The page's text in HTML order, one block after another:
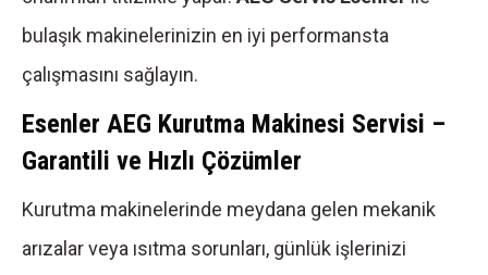
bulaşık makinelerinizin en iyi performansta
çalışmasını sağlayın.
Esenler AEG Kurutma Makinesi Servisi –
Garantili ve Hızlı Çözümler
Kurutma makinelerinde meydana gelen mekanik
arızalar veya ısıtma sorunları, günlük işlerinizi